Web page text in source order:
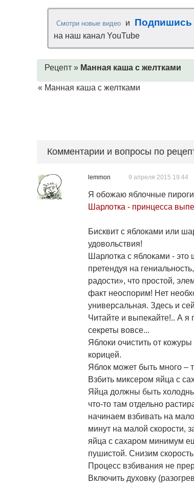
Смотри новые видео и Подпишись
на наш канал YouTube
Рецепт » Манная каша с желтками
« Манная каша с желтками
Комментарии и вопросы по
lemmon 9 апреля 2015 19:44
Я обожаю яблочные
Шарлотка - принцесса
Бисквит с яблоками или
удовольствия!
Шарлотка с яблоками -
претендуя на
радости», что простой,
факт неоспорим! Нет
универсальная. Здесь и
Читайте и выпекайте!.. А я
секреты вовсе...
Яблоки очистить от
корицей.
Яблок может быть много –
Взбить миксером яйца с
Яйца должны быть
что-то там отдельно
начинаем взбивать на
минут на малой скорости,
яйца с сахаром минимум
пушистой. Снизим
Процесс взбивания не
Включить духовку